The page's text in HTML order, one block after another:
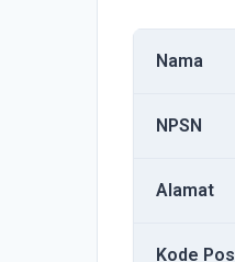
Nama
NPSN
Alamat
Kode Pos